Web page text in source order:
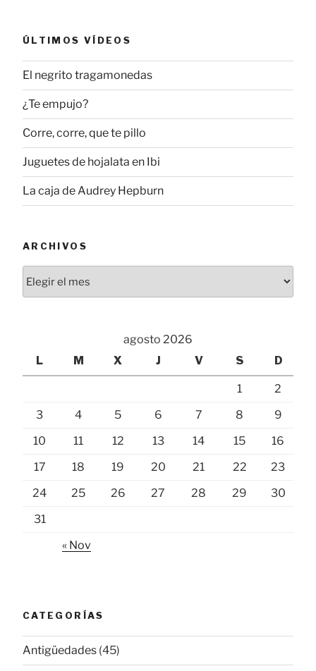
ÚLTIMOS VÍDEOS
El negrito tragamonedas
¿Te empujo?
Corre, corre, que te pillo
Juguetes de hojalata en Ibi
La caja de Audrey Hepburn
ARCHIVOS
agosto 2026
L
M X J V S D
1
2
3
4 5 6 7 8
9
10
11 12 13 14 15
16
17
18 19 20 21 22
23
24
25 26 27 28 29
30
31
« Nov
CATEGORÍAS
Antigüedades (45)